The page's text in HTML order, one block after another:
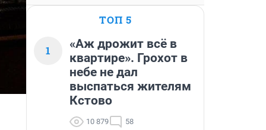
ТОП 5
1
«Аж дрожит всё в
квартире». Грохот в
небе не дал
выспаться жителям
Кстово
10 879 58